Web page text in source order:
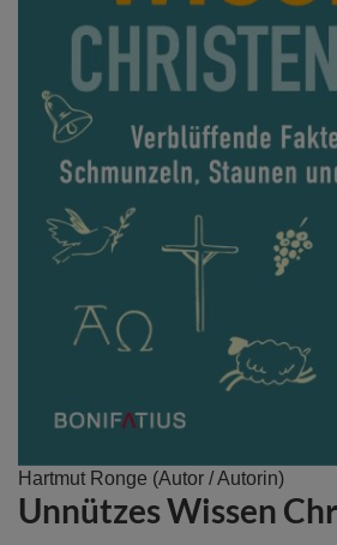
Hartmut Ronge (Autor / Autorin)
Unnützes Wissen
Zum
Anfang
der